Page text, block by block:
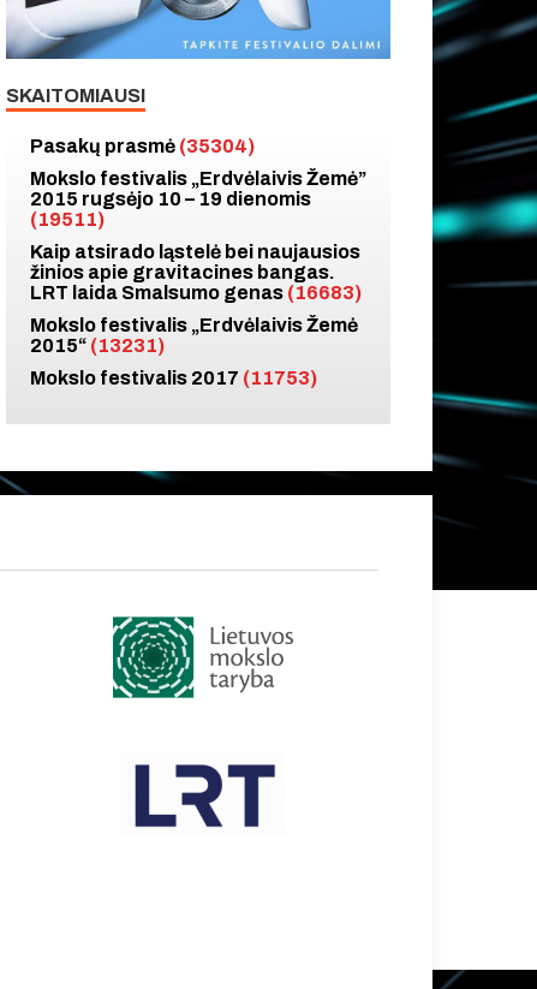
SKAITOMIAUSI
Pasakų prasmė (35304)
Mokslo festivalis „Erdvėlaivis Žemė”
2015 rugsėjo 10 – 19 dienomis
(19511)
Kaip atsirado ląstelė bei naujausios
žinios apie gravitacines bangas.
LRT laida Smalsumo genas (16683)
Mokslo festivalis „Erdvėlaivis Žemė
2015“ (13231)
Mokslo festivalis 2017 (11753)